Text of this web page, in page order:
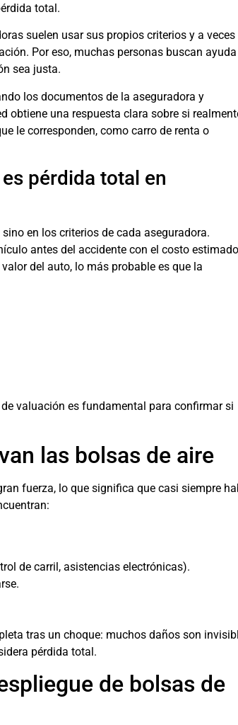
total.
suelen usar sus propios criterios y a veces
Por eso, muchas personas buscan ayuda
sea justa.
los documentos de la aseguradora y
obtiene una respuesta clara sobre si
le corresponden, como carro de renta o
pérdida total en
en los criterios de cada aseguradora.
antes del accidente con el costo
del auto, lo más probable es que la
valuación es fundamental para confirmar si
las bolsas de aire
fuerza, lo que significa que casi siempre
de carril, asistencias electrónicas).
tras un choque: muchos daños son
pérdida total.
de bolsas de